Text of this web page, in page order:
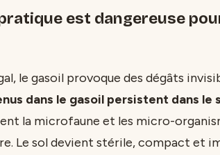
est dangereuse
le gasoil provoque des dégâts
dans le gasoil persistent dans le
la microfaune et les micro-
Le sol devient stérile, compact et